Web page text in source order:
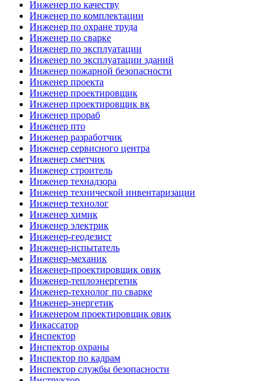
Инженер по качеству
Инженер по комплектации
Инженер по охране труда
Инженер по сварке
Инженер по эксплуатации
Инженер по эксплуатации зданий
Инженер пожарной безопасности
Инженер проекта
Инженер проектировщик
Инженер проектировщик вк
Инженер прораб
Инженер пто
Инженер разработчик
Инженер сервисного центра
Инженер сметчик
Инженер строитель
Инженер технадзора
Инженер технической инвентаризации
Инженер технолог
Инженер химик
Инженер электрик
Инженер-геодезист
Инженер-испытатель
Инженер-механик
Инженер-проектировщик овик
Инженер-теплоэнергетик
Инженер-технолог по сварке
Инженер-энергетик
Инженером проектировщик овик
Инкассатор
Инспектор
Инспектор охраны
Инспектор по кадрам
Инспектор службы безопасности